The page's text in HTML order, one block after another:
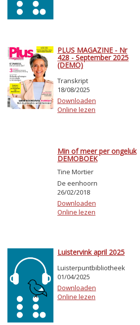
PLUS MAGAZINE - Nr
428 - September 2025
(DEMO)
Transkript
18/08/2025
Downloaden
Online lezen
Min of meer per ongeluk
DEMOBOEK
Tine Mortier
De eenhoorn
26/02/2018
Downloaden
Online lezen
Luistervink april 2025
Luisterpuntbibliotheek
01/04/2025
Downloaden
Online lezen